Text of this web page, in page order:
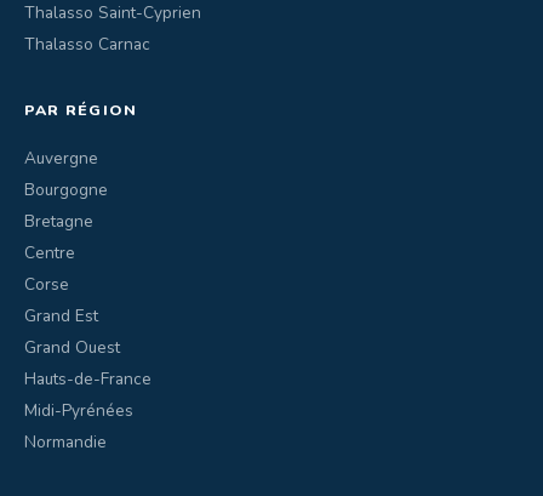
Thalasso Saint-Cyprien
Thalasso Carnac
PAR RÉGION
Auvergne
Bourgogne
Bretagne
Centre
Corse
Grand Est
Grand Ouest
Hauts-de-France
Midi-Pyrénées
Normandie